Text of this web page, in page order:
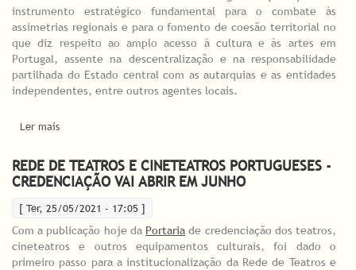
instrumento estratégico fundamental para o combate às
assimetrias regionais e para o fomento de coesão territorial no
que diz respeito ao amplo acesso à cultura e às artes em
Portugal, assente na descentralização e na responsabilidade
partilhada do Estado central com as autarquias e as entidades
independentes, entre outros agentes locais.
Ler mais
REDE DE TEATROS E CINETEATROS PORTUGUESES -
CREDENCIAÇÃO VAI ABRIR EM JUNHO
[ Ter, 25/05/2021 - 17:05 ]
Com a publicação hoje da Portaria de credenciação dos teatros,
cineteatros e outros equipamentos culturais, foi dado o
primeiro passo para a institucionalização da Rede de Teatros e